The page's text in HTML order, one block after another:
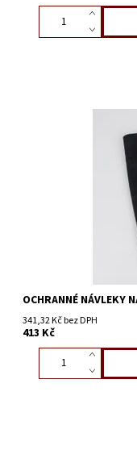
OCHRANNÉ NÁVLEKY
341,32 Kč bez DPH
413 Kč